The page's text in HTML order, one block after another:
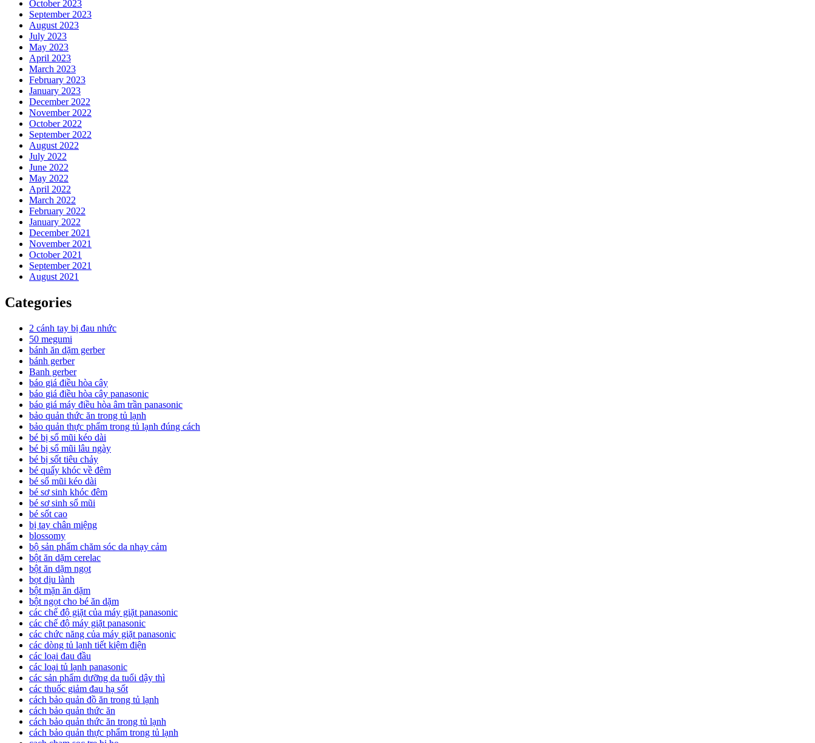
October 2023
September 2023
August 2023
July 2023
May 2023
April 2023
March 2023
February 2023
January 2023
December 2022
November 2022
October 2022
September 2022
August 2022
July 2022
June 2022
May 2022
April 2022
March 2022
February 2022
January 2022
December 2021
November 2021
October 2021
September 2021
August 2021
Categories
2 cánh tay bị đau nhức
50 megumi
bánh ăn dặm gerber
bánh gerber
Banh gerber
báo giá điều hòa cây
báo giá điều hòa cây panasonic
báo giá máy điều hòa âm trần panasonic
bảo quản thức ăn trong tủ lạnh
bảo quản thực phẩm trong tủ lạnh đúng cách
bé bị sổ mũi kéo dài
bé bị sổ mũi lâu ngày
bé bị sốt tiêu chảy
bé quấy khóc về đêm
bé sổ mũi kéo dài
bé sơ sinh khóc đêm
bé sơ sinh sổ mũi
bé sốt cao
bị tay chân miệng
blossomy
bộ sản phẩm chăm sóc da nhạy cảm
bột ăn dặm cerelac
bột ăn dặm ngọt
bọt dịu lành
bột mặn ăn dặm
bột ngọt cho bé ăn dặm
các chế độ giặt của máy giặt panasonic
các chế độ máy giặt panasonic
các chức năng của máy giặt panasonic
các dòng tủ lạnh tiết kiệm điện
các loại đau đầu
các loại tủ lạnh panasonic
các sản phẩm dưỡng da tuổi dậy thì
các thuốc giảm đau hạ sốt
cách bảo quản đồ ăn trong tủ lạnh
cách bảo quản thức ăn
cách bảo quản thức ăn trong tủ lạnh
cách bảo quản thực phẩm trong tủ lạnh